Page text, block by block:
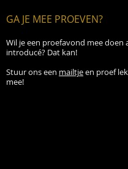
GA JE MEE PROEVEN?
Wil je een proefavond mee doen
introducé? Dat kan!
Stuur ons een mailtjeen proef
mee!